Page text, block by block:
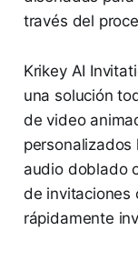
través del
Krikey AI
una solución
de video
audio doblado
de invitaciones
rápidamente